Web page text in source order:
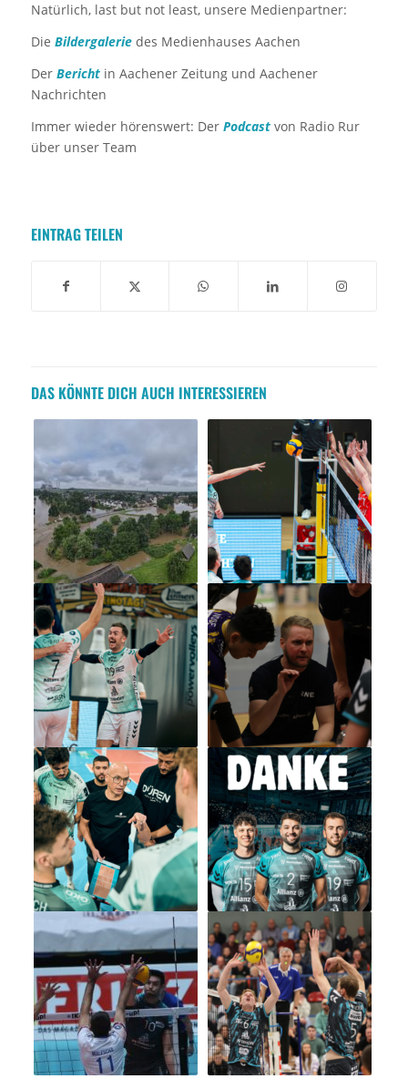
Natürlich, last but not least, unsere Medienpartner:
Die Bildergaleriedes Medienhauses Aachen
Der Berichtin Aachener Zeitung und Aachener
Nachrichten
Immer wieder hörenswert: Der Podcastvon Radio Rur
über unser Team
EINTRAG TEILEN
DAS KÖNNTE DICH AUCH INTERESSIEREN